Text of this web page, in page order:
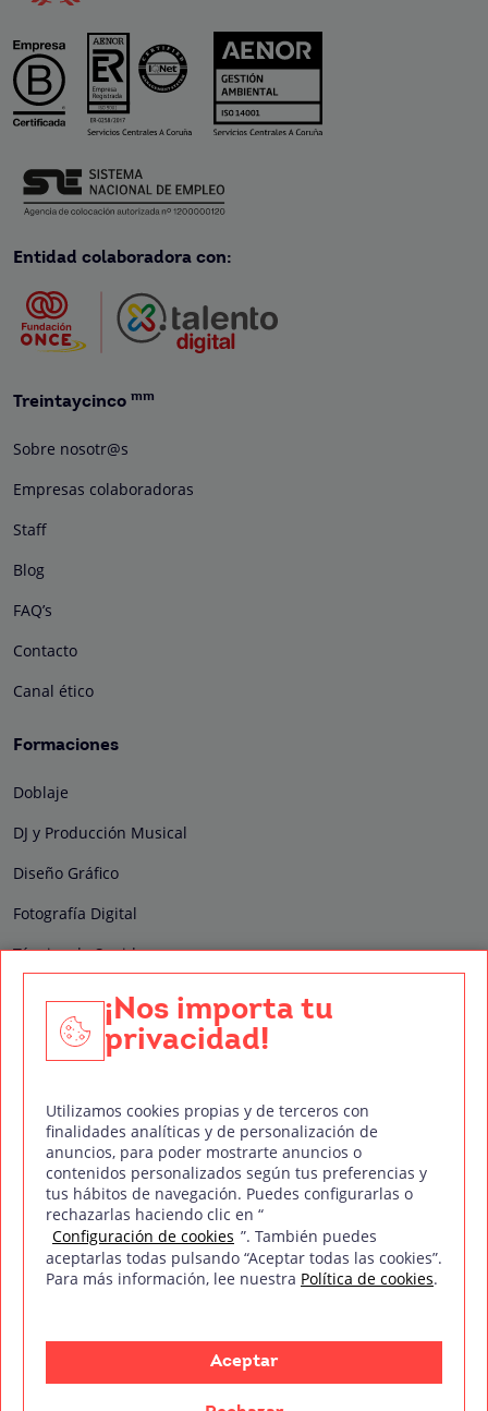
Entidad colaboradora con:
Treintaycinco mm
Sobre nosotr@s
Empresas colaboradoras
Staff
Blog
FAQ’s
Contacto
Canal ético
Formaciones
Doblaje
DJ y Producción Musical
Diseño Gráfico
Fotografía Digital
Técnico de Sonido
Edición y Postproducción de Vídeo
Nuestros sellos de calidad
Síguenos en Redes Sociales
mm 2026
Política de privacidad Política de cookies
Aviso legal
¡Nos importa tu
privacidad!
Utilizamos cookies propias y de terceros con
finalidades analíticas y de personalización de
anuncios, para poder mostrarte anuncios o
contenidos personalizados según tus preferencias y
tus hábitos de navegación. Puedes configurarlas o
rechazarlas haciendo clic en “
Configuración de cookies ”. También puedes
aceptarlas todas pulsando “Aceptar todas las cookies”.
Para más información, lee nuestra Política de cookies.
Aceptar